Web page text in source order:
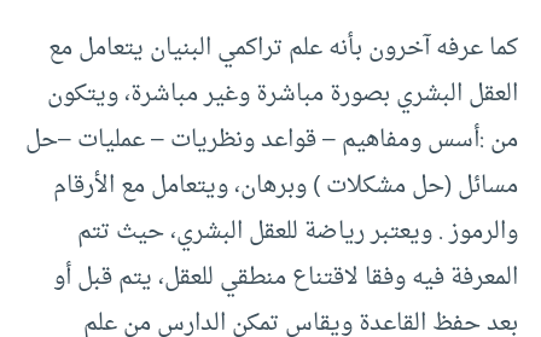
كما عرفه آخرون بأنه علم تراكمي البنيان يتعامل مع
العقل البشري بصورة مباشرة وغير مباشرة، ويتكون
من :أسس ومفاهيم – قواعد ونظريات – عمليات –حل
مسائل (حل مشكلات ) وبرهان، ويتعامل مع الأرقام
والرموز . ويعتبر رياضة للعقل البشري، حيث تتم
المعرفة فيه وفقا لاقتناع منطقي للعقل، يتم قبل أو
بعد حفظ القاعدة ويقاس تمكن الدارس من علم